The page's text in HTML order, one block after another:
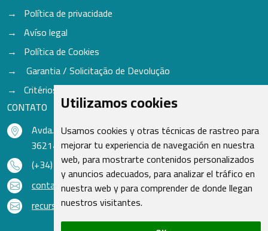
Utilizamos cookies
Usamos cookies y otras técnicas de rastreo para
mejorar tu experiencia de navegación en nuestra
web, para mostrarte contenidos personalizados
y anuncios adecuados, para analizar el tráfico en
nuestra web y para comprender de donde llegan
nuestros visitantes.
Política de privacidade
Avíso legal
Política de Cookies
Garantia / Solicitação de Devolução
Critérios para aceitação de Cores
CONTATO
Avda. do Freixo - Sardoma, 13
36214 Vigo - Pontevedra - Espanha
(+34) 986 48 16 33
contacto@qsr.es
recursoshumanos@qsr.es